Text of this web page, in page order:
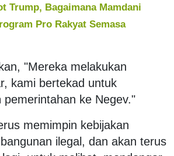
Trump, Bagaimana Mamdani
Pro Rakyat Semasa
"Mereka melakukan
kami bertekad untuk
pemerintahan ke Negev."
memimpin kebijakan
ilegal, dan akan terus